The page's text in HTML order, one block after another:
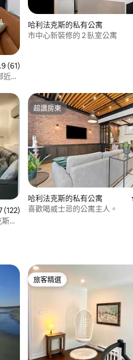
則評價中獲得 4.9 的平均評分（滿分 5
(61)
大
哈利法克斯的私有公寓
市中心新裝修的 2 臥室公寓
則評價中獲得 4.87 的平均評分（滿分 5
(122)
市
超讚房東
超讚房東
哈利法克斯的私有公寓
喜歡喝威士忌的公寓主人。
旅客精選
旅客精選